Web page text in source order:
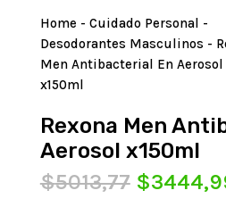
Home - Cuidado Personal -
Desodorantes Masculinos -
Men Antibacterial En Aerosol
x150ml
Rexona Men
Aerosol x150ml
$5013,77 El
$